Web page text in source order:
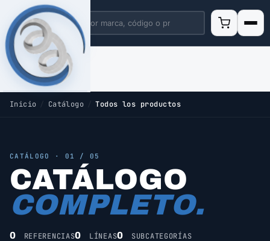
Inicio / Catálogo Todos los productos
CATÁLOGO · 01 / 05
CATÁLOGO
COMPLETO.
0 REFERENCIAS0 LÍNEAS0 SUBCATEGORÍAS